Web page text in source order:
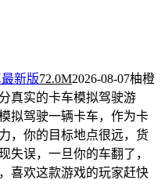
新版72.0M2026-08-07柚橙
真实的卡车模拟驾驶游
拟驾驶一辆卡车，作为卡
，你的目标地点很远，货
失误，一旦你的车翻了，
喜欢这款游戏的玩家赶快